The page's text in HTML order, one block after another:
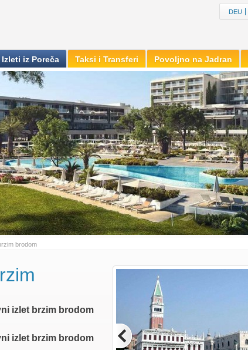
DEU
Izleti iz Poreča Taksi i Transferi Povoljno na Jadran
brodom
izlet brzim brodom
izlet brzim brodom